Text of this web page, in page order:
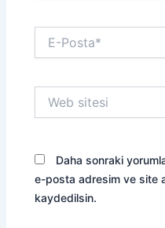
Posta*
sitesi
Daha sonraki
e-posta adresim ve site
kaydedilsin.